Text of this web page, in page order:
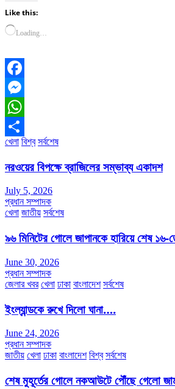
Like this:
Loading…
Facebook
Messenger
WhatsApp
Share
খেলা বিশ্ব সর্বশেষ
নরওয়ের বিপক্ষে ব্রাজিলের সম্ভাব্য একাদশ
July 5, 2026
প্রধান সম্পাদক
খেলা জাতীয় সর্বশেষ
৯৬ মিনিটের গোলে জাপানকে হারিয়ে শেষ ১৬-
June 30, 2026
প্রধান সম্পাদক
জেলার খবর খেলা ঢাকা বাংলাদেশ সর্বশেষ
ইংল্যান্ডকে রুখে দিলো ঘানা….
June 24, 2026
প্রধান সম্পাদক
জাতীয় খেলা ঢাকা বাংলাদেশ বিশ্ব সর্বশেষ
শেষ মুহূর্তের গোলে নকআউটে পৌঁছে গেলো